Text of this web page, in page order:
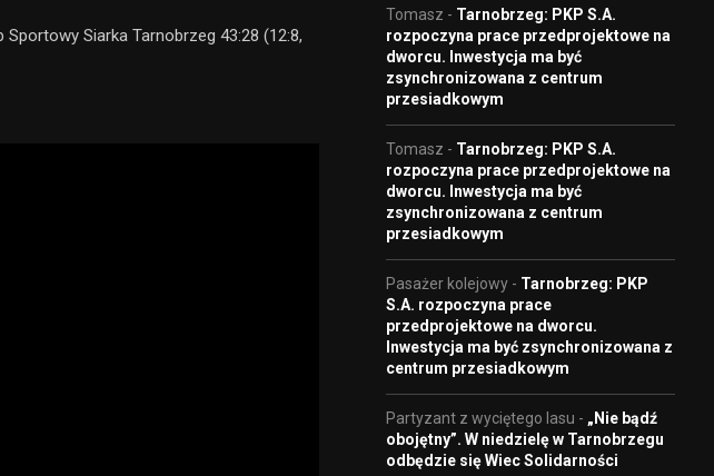
Siarka Tarnobrzeg 43:28 (12:8,
Tomasz - Tarnobrzeg: PKP S.A.
rozpoczyna prace przedprojektowe na
dworcu. Inwestycja ma być
zsynchronizowana z centrum
przesiadkowym
Tomasz - Tarnobrzeg: PKP S.A.
rozpoczyna prace przedprojektowe na
dworcu. Inwestycja ma być
zsynchronizowana z centrum
przesiadkowym
Pasażer kolejowy - Tarnobrzeg: PKP
S.A. rozpoczyna prace
przedprojektowe na dworcu.
Inwestycja ma być zsynchronizowana z
centrum przesiadkowym
Partyzant z wyciętego lasu - „Nie bądź
obojętny”. W niedzielę w Tarnobrzegu
odbędzie się Wiec Solidarności